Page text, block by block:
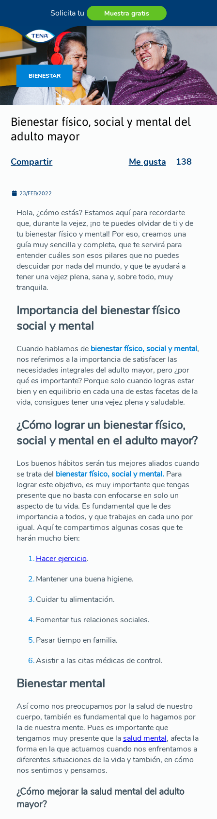
Solicita tu Muestra gratis
BIENESTAR
Bienestar físico, social y mental del
adulto mayor
Compartir Me gusta 138
23/FEB/2022
Hola, ¿cómo estás? Estamos aquí para recordarte
que, durante la vejez, ¡no te puedes olvidar de ti y de
tu bienestar físico y mental! Por eso, creamos una
guía muy sencilla y completa, que te servirá para
entender cuáles son esos pilares que no puedes
descuidar por nada del mundo, y que te ayudará a
tener una vejez plena, sana y, sobre todo, muy
tranquila.
Importancia del bienestar físico
social y mental
Cuando hablamos de bienestar físico, social y mental,
nos referimos a la importancia de satisfacer las
necesidades integrales del adulto mayor, pero ¿por
qué es importante? Porque solo cuando logras estar
bien y en equilibrio en cada una de estas facetas de la
vida, consigues tener una vejez plena y saludable.
¿Cómo lograr un bienestar físico,
social y mental en el adulto mayor?
Los buenos hábitos serán tus mejores aliados cuando
se trata del bienestar físico, social y mental.Para
lograr este objetivo, es muy importante que tengas
presente que no basta con enfocarse en solo un
aspecto de tu vida. Es fundamental que le des
importancia a todos, y que trabajes en cada uno por
igual. Aquí te compartimos algunas cosas que te
harán mucho bien:
Hacer ejercicio.
Mantener una buena higiene.
Cuidar tu alimentación.
Fomentar tus relaciones sociales.
Pasar tiempo en familia.
Asistir a las citas médicas de control.
Bienestar mental
Así como nos preocupamos por la salud de nuestro
cuerpo, también es fundamental que lo hagamos por
la de nuestra mente. Pues es importante que
tengamos muy presente que lasalud mental, afecta la
forma en la que actuamos cuando nos enfrentamos a
diferentes situaciones de la vida y también, en cómo
nos sentimos y pensamos.
¿Cómo mejorar la salud mental del adulto
mayor?